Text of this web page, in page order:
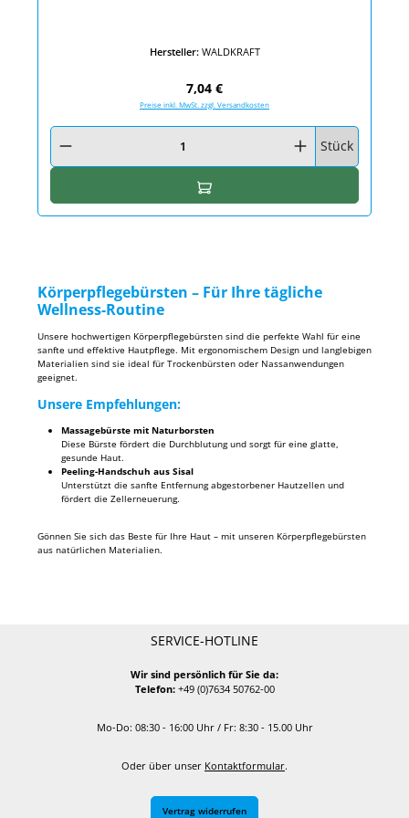
Hersteller: WALDKRAFT
Regulärer Preis:
7,04 €
Preise inkl. MwSt. zzgl. Versandkosten
Produkt Anzahl: Gib den gewünschten Wert ein oder benutze die
Stück
In den Warenkorb
Körperpflegebürsten – Für Ihre tägliche
Wellness-Routine
Unsere hochwertigen Körperpflegebürsten sind die perfekte Wahl für eine
sanfte und effektive Hautpflege. Mit ergonomischem Design und langlebigen
Materialien sind sie ideal für Trockenbürsten oder Nassanwendungen
geeignet.
Unsere Empfehlungen:
Massagebürste mit Naturborsten
Diese Bürste fördert die Durchblutung und sorgt für eine glatte,
gesunde Haut.
Peeling-Handschuh aus Sisal
Unterstützt die sanfte Entfernung abgestorbener Hautzellen und
fördert die Zellerneuerung.
Gönnen Sie sich das Beste für Ihre Haut – mit unseren Körperpflegebürsten
aus natürlichen Materialien.
SERVICE-HOTLINE
Wir sind persönlich für Sie da:
Telefon:+49 (0)7634 50762-00
Mo-Do: 08:30 - 16:00 Uhr / Fr: 8:30 - 15.00 Uhr
Oder über unser Kontaktformular.
Vertrag widerrufen